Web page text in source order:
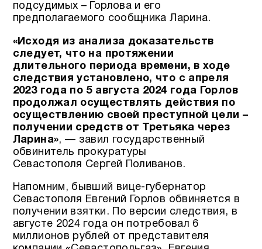
подсудимых – Горлова и его
предполагаемого сообщника Ларина.
«Исходя из анализа доказательств
следует, что на протяжении
длительного периода времени, в ходе
следствия установлено, что с апреля
2023 года по 5 августа 2024 года Горлов
продолжал осуществлять действия по
осуществлению своей преступной цели –
получении средств от Третьяка через
Ларина», — завил государственный
обвинитель прокуратуры
Севастополя Сергей Поливанов.
Напомним, бывший вице-губернатор
Севастополя Евгений Горлов обвиняется в
получении взятки. По версии следствия, в
августе 2024 года он потребовал 6
миллионов рублей от представителя